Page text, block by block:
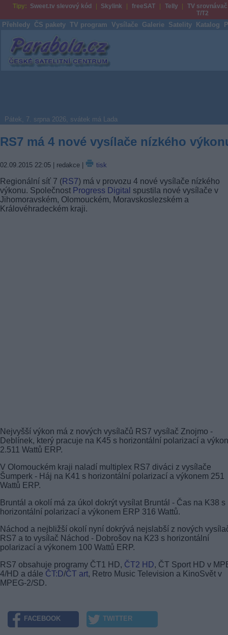
Tipy: Sweet.tv slevový kód Skylink freeSAT Telly
TV srovnávač
T/T2
Přehledy ČS pakety TV program Vysílače Galerie Satelity Katalog
Parabola.cz
Pátek, 7. srpna 2026, svátek má Lada
RS7 má 4 nové vysílače nízkého
02.09.2015 22:05 | redakce | tisk
Regionální síť 7 (RS7) má v provozu 4 nové vysílače nízkého
výkonu. Společnost Progress Digital spustila nové vysílače v
Jihomoravském, Olomouckém, Moravskoslezském a
Královéhradeckém kraji.
Nejvyšší výkon má z nových vysílačů RS7 vysílač Znojmo -
Deblínek, který pracuje na K45 s horizontální polarizací a
2.511 Wattů ERP.
V Olomouckém kraji naladí multiplex RS7 diváci z vysílače
Šumperk - Háj na K41 s horizontální polarizací a výkonem 251
Wattů ERP.
Bruntál a okolí má za úkol dokrýt vysílat Bruntál - Čas na K38 s
horizontální polarizací a výkonem ERP 316 Wattů.
Náchod a nejbližší okolí nyní dokrývá nejslabší z nových
RS7 a to vysílač Náchod - Dobrošov na K23 s horizontální
polarizací a výkonem 100 Wattů ERP.
RS7 obsahuje programy ČT1 HD, ČT2 HD, ČT Sport HD v
4/HD a dále ČT:D/ČT art, Retro Music Television a KinoSvět v
MPEG-2/SD.
FACEBOOK TWITTER